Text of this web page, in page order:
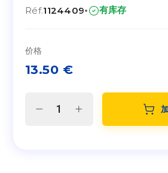
Réf.1124409· 有库存
价格
13.50 €